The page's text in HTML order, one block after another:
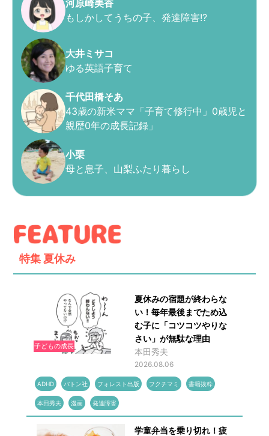
河原崎美香
もしかしてうちの子、発達障害!?
大井ミサコ
ゆる英語子育て
千代田橋そあ
43歳の新米ママ「子育て修行中」0歳児と
親歴0年の成長記録」
小栗
母と息子、山梨ふたり暮らし
特集 夏休み
子どもの成長
夏休みの宿題が終わらな
い！毎年最後までため込
む子に「コツコツやりな
さい」が無駄な理由
本田秀夫
2026.08.06
ADHD バトン社 フォレスト出版 フクチマミ 書籍抜粋
本田秀夫 漫画 発達障害
学童弁当を乗り切れ！疲